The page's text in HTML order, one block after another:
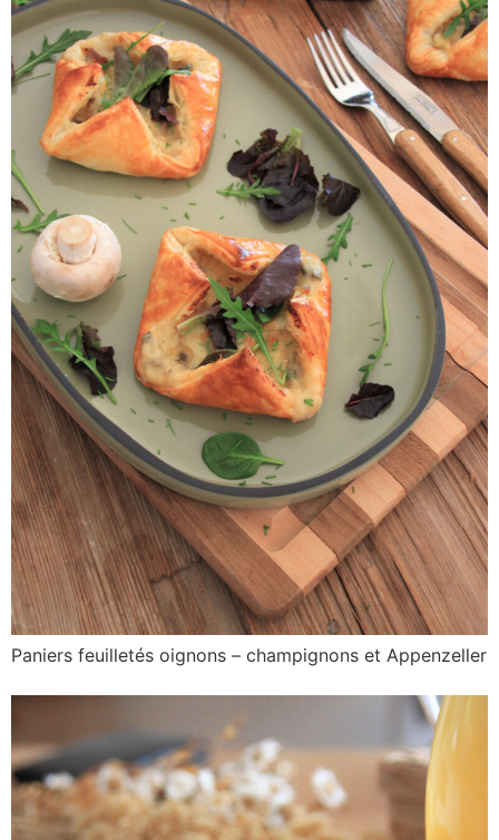
Paniers feuilletés oignons – champignons et Appenzeller